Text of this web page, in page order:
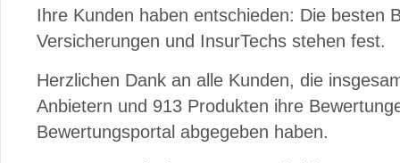
Ihre Kunden haben entschieden: Die besten
Versicherungen und InsurTechs stehen fest.
Herzlichen Dank an alle Kunden, die
Anbietern und 913 Produkten ihre
Bewertungsportal abgegeben haben.